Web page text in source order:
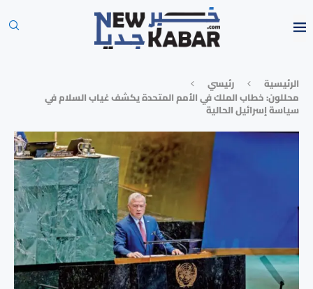
الرئيسية
رئيسي
محللون: خطاب الملك في الأمم المتحدة يكشف غياب السلام في
سياسة إسرائيل الحالية